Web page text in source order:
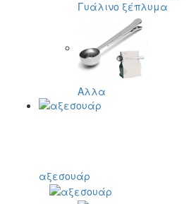
Γυάλινο ξέπλυμα
Αλλα
αξεσουάρ